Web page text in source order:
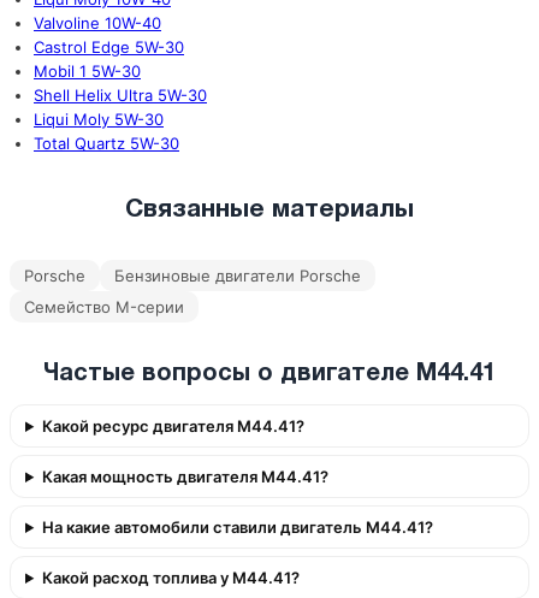
Valvoline 10W-40
Castrol Edge 5W-30
Mobil 1 5W-30
Shell Helix Ultra 5W-30
Liqui Moly 5W-30
Total Quartz 5W-30
Связанные материалы
Porsche
Бензиновые двигатели Porsche
Семейство M-серии
Частые вопросы о двигателе M44.41
Какой ресурс двигателя M44.41?
Какая мощность двигателя M44.41?
На какие автомобили ставили двигатель M44.41?
Какой расход топлива у M44.41?